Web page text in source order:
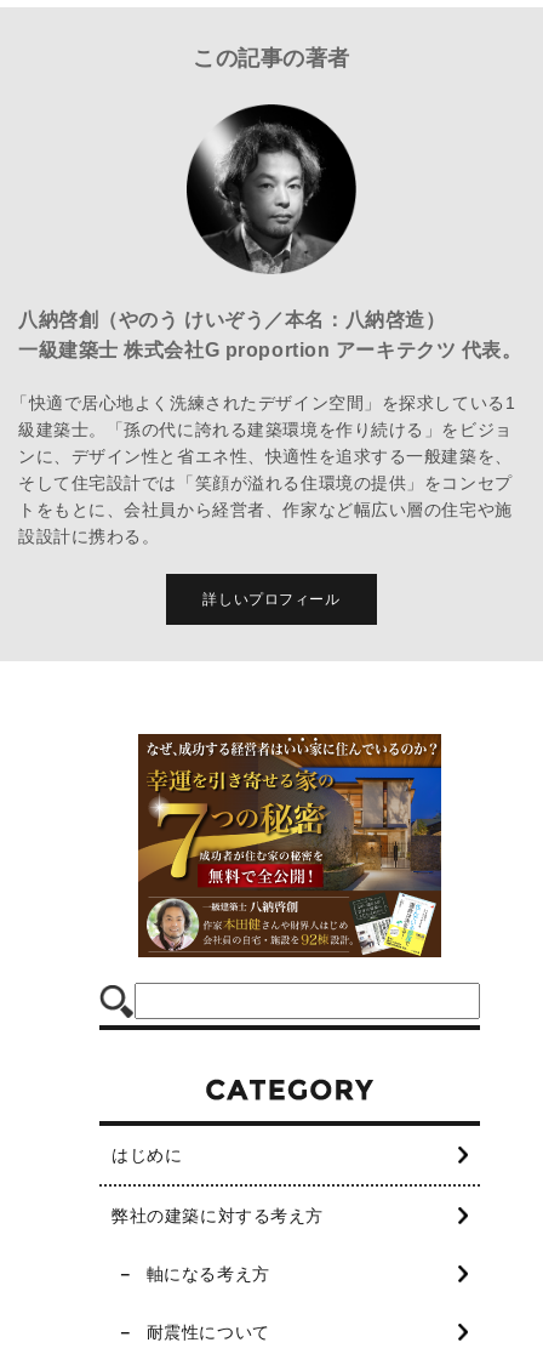
この記事の著者
八納啓創（やのう けいぞう／本名：八納啓造）
一級建築士 株式会社G proportion アーキテクツ 代表。
「快適で居心地よく洗練されたデザイン空間」を探求している1
級建築士。「孫の代に誇れる建築環境を作り続ける」をビジョ
ンに、デザイン性と省エネ性、快適性を追求する一般建築を、
そして住宅設計では「笑顔が溢れる住環境の提供」をコンセプ
トをもとに、会社員から経営者、作家など幅広い層の住宅や施
設設計に携わる。
詳しいプロフィール
はじめに
弊社の建築に対する考え方
軸になる考え方
耐震性について